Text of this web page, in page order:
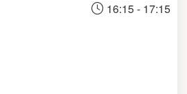
16:15 - 17:15